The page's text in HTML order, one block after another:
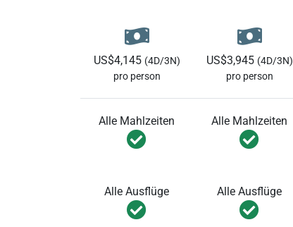
US$4,145 (4D/3N)
pro person
US$3,945 (4D/3N)
pro person
Alle Mahlzeiten Alle Mahlzeiten
Alle Ausflüge Alle Ausflüge